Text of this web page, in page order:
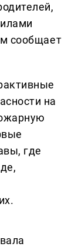
сообщает
на
где